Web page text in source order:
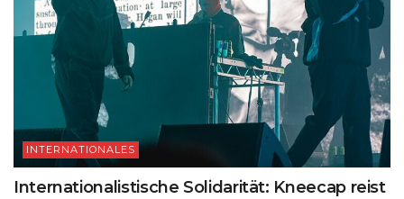
INTERNATIONALES
Internationalistische Solidarität: Kneecap reist